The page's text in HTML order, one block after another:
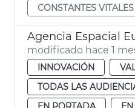
CONSTANTES VITALES
modificado hace 1
INNOVACIÓN
TODAS LAS